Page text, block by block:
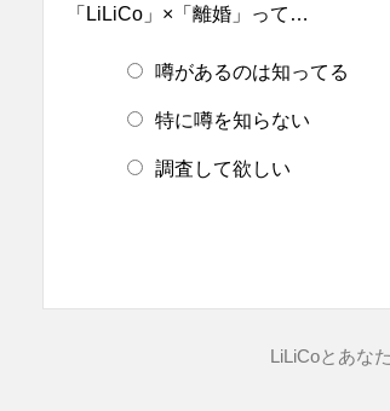
「LiLiCo」×「離婚」って…
噂があるのは知ってる
特に噂を知らない
調査して欲しい
LiLiCoとあな